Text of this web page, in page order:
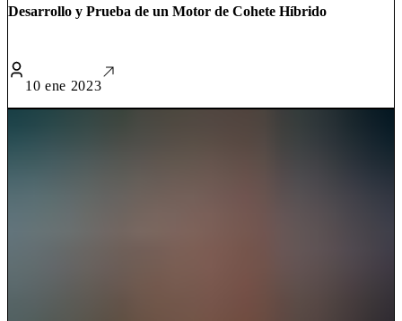
Desarrollo y Prueba de un Motor de Cohete Híbrido
10 ene 2023